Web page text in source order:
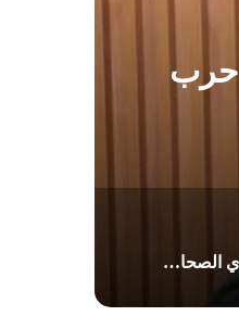
حرب
نقابة محرري الصحافة اللبنانية ترفض اقتراح قانون الإعلام: يفتقد إلى رؤية إعلامية وطنية